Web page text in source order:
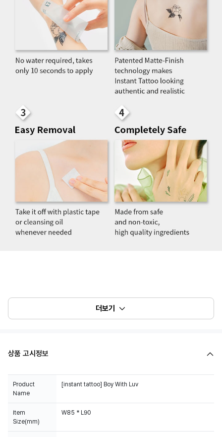
더보기
상품 고시정보
Product
Name
[instant tattoo] Boy With Luv
Item
Size(mm)
W85 * L90